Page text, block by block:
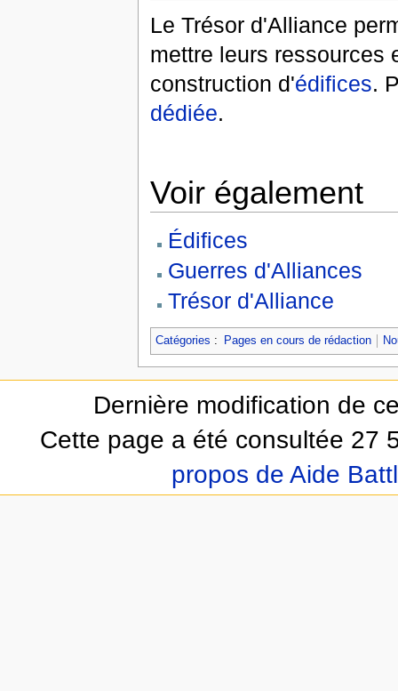
Le Trésor d'Alliance
mettre leurs ressources
construction d'édifices.
dédiée.
Voir également
Édifices
Guerres d'Alliances
Trésor d'Alliance
Catégories : Pages en cours de rédaction
Dernière modification de
Cette page a été consultée 27
propos de Aide